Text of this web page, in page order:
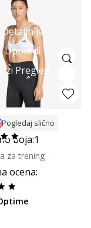
Detaljnije
Uporedi
Brzi Pregled
Pogledaj slično
boja:1
ocena:
za trening